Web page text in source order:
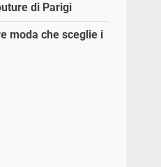
di Parigi
moda che sceglie i